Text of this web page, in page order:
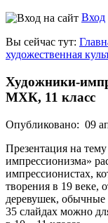
Вход
Вы сейчас тут:
художественная
Художники-
МХК, 11 класс
Опубликовано: 09
Презентация на
импрессионизма»
импрессионистах,
творения в 19 веке,
деревушек, обычные
35 слайдах можно